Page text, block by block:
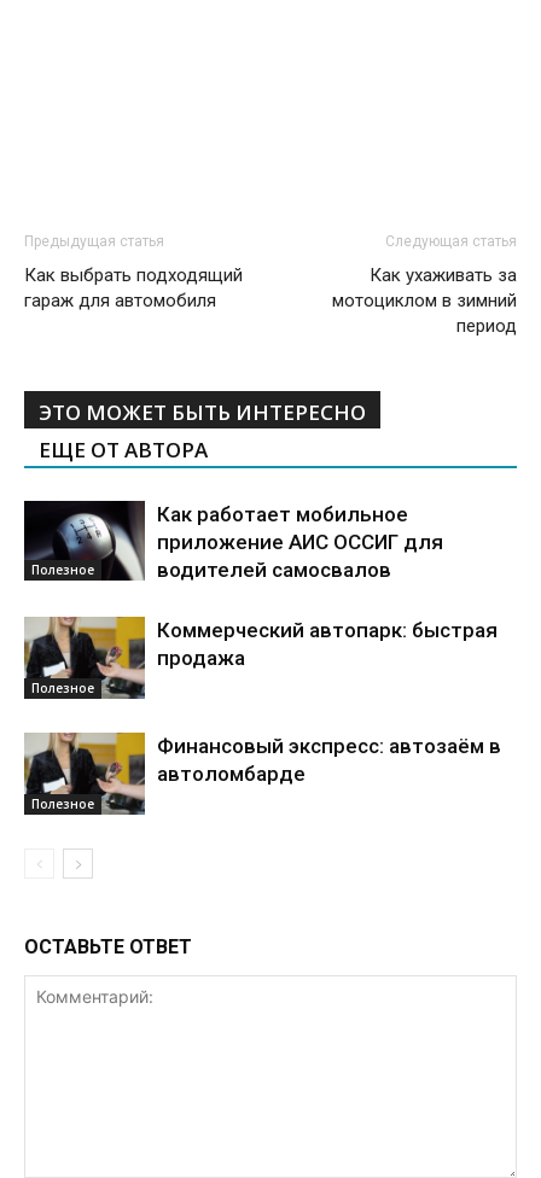
Предыдущая статья
Как выбрать подходящий
гараж для автомобиля
Следующая статья
Как ухаживать за
мотоциклом в зимний
период
ЭТО МОЖЕТ БЫТЬ ИНТЕРЕСНО
ЕЩЕ ОТ АВТОРА
Полезное
Как работает мобильное
приложение АИС ОССИГ для
водителей самосвалов
Полезное
Коммерческий автопарк: быстрая
продажа
Полезное
Финансовый экспресс: автозаём в
автоломбарде
ОСТАВЬТЕ ОТВЕТ